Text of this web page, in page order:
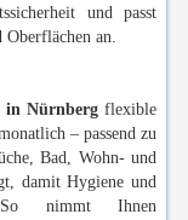
und passt
Oberflächen an.
in Nürnbergflexible
– passend zu
Bad, Wohn- und
damit Hygiene und
nimmt Ihnen